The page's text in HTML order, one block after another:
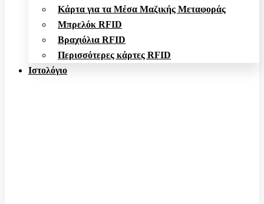
Κάρτα για τα Μέσα Μαζικής Μεταφοράς
Μπρελόκ RFID
Βραχιόλια RFID
Περισσότερες κάρτες RFID
Ιστολόγιο